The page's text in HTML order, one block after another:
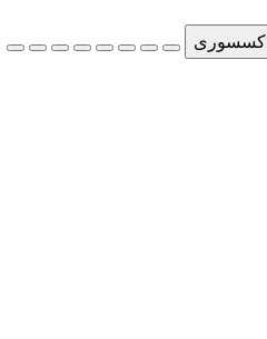
اکسسوری